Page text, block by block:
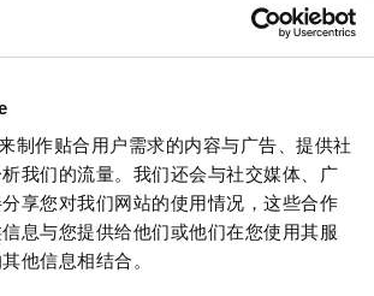
制作贴合用户需求的内容与广告、提供社
我们的流量。我们还会与社交媒体、广
享您对我们网站的使用情况，这些合作
息与您提供给他们或他们在您使用其服
他信息相结合。
10:00 - 22:00
10:00 - 22:00
10:00 - 22:00
10:00 - 22:00
10:00 - 22:00